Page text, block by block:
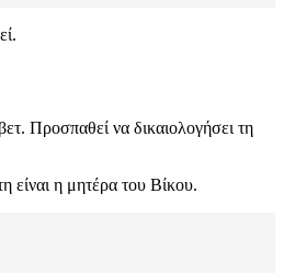
Προσπαθεί να δικαιολογήσει τη
είναι η μητέρα του Βίκου.